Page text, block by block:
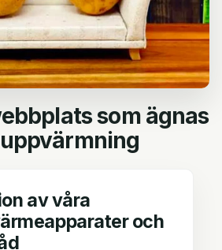
som ägnas
av våra
och